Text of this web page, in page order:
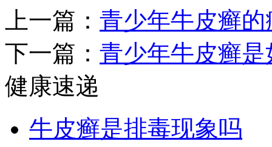
上一篇： 青少年牛皮癣
下一篇： 青少年牛皮癣
健康速递
牛皮癣是排毒现象吗